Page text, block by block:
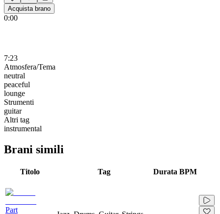
Acquista brano
0:00
7:23
Atmosfera/Tema
neutral
peaceful
lounge
Strumenti
guitar
Altri tag
instrumental
Brani simili
Titolo Tag Durata BPM
Part